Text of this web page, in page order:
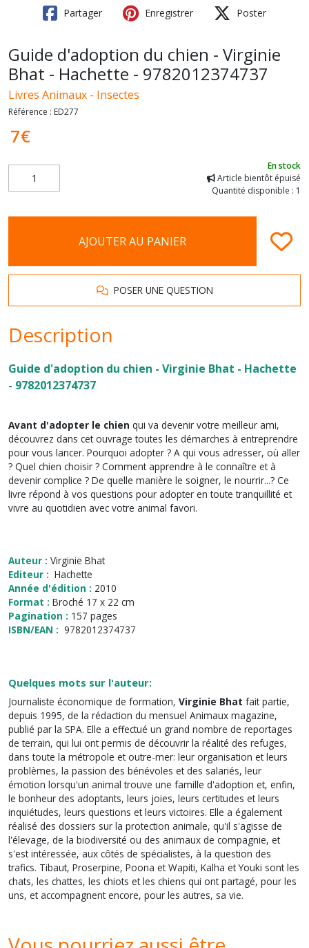
Partager Enregistrer Poster
Guide d'adoption du chien - Virginie
Bhat - Hachette - 9782012374737
Livres Animaux - Insectes
Référence : ED277
7€
En stock
Article bientôt épuisé
Quantité disponible : 1
AJOUTER AU PANIER
POSER UNE QUESTION
Description
Guide d'adoption du chien - Virginie Bhat - Hachette
- 9782012374737
Avant d'adopter le chien qui va devenir votre meilleur ami,
découvrez dans cet ouvrage toutes les démarches à entreprendre
pour vous lancer. Pourquoi adopter ? A qui vous adresser, où aller
? Quel chien choisir ? Comment apprendre à le connaître et à
devenir complice ? De quelle manière le soigner, le nourrir...? Ce
livre répond à vos questions pour adopter en toute tranquillité et
vivre au quotidien avec votre animal favori.
Auteur : Virginie Bhat
Editeur : Hachette
Année d'édition : 2010
Format : Broché 17 x 22 cm
Pagination : 157 pages
ISBN/EAN : 9782012374737
Quelques mots sur l'auteur:
Journaliste économique de formation, Virginie Bhat fait partie,
depuis 1995, de la rédaction du mensuel Animaux magazine,
publié par la SPA. Elle a effectué un grand nombre de reportages
de terrain, qui lui ont permis de découvrir la réalité des refuges,
dans toute la métropole et outre-mer: leur organisation et leurs
problèmes, la passion des bénévoles et des salariés, leur
émotion lorsqu'un animal trouve une famille d'adoption et, enfin,
le bonheur des adoptants, leurs joies, leurs certitudes et leurs
inquiétudes, leurs questions et leurs victoires. Elle a également
réalisé des dossiers sur la protection animale, qu'il s'agisse de
l'élevage, de la biodiversité ou des animaux de compagnie, et
s'est intéressée, aux côtés de spécialistes, à la question des
trafics. Tibaut, Proserpine, Poona et Wapiti, Kalha et Youki sont les
chats, les chattes, les chiots et les chiens qui ont partagé, pour les
uns, et accompagnent encore, pour les autres, sa vie.